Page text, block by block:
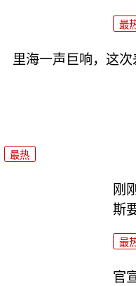
最
里海一声巨响，这次
最热
刚
斯
最
官